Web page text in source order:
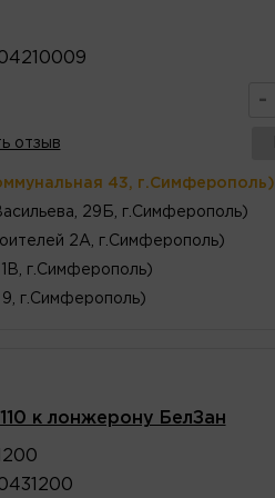
-
отзыв
43, г.Симферополь)
29Б, г.Симферополь)
2А, г.Симферополь)
г.Симферополь)
9, г.Симферополь)
к лонжерону БелЗан